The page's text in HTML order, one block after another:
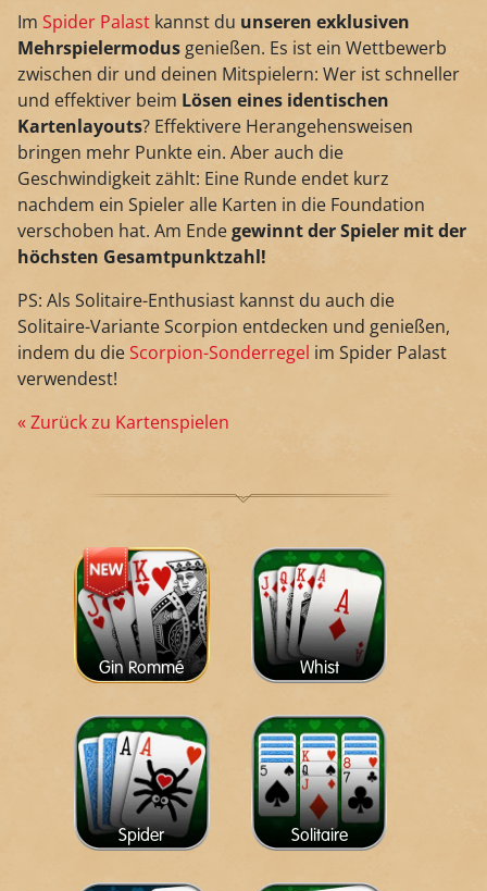
Im Spider Palast kannst du unseren exklusiven
Mehrspielermodus genießen. Es ist ein Wettbewerb
zwischen dir und deinen Mitspielern: Wer ist schneller
und effektiver beim Lösen eines identischen
Kartenlayouts? Effektivere Herangehensweisen
bringen mehr Punkte ein. Aber auch die
Geschwindigkeit zählt: Eine Runde endet kurz
nachdem ein Spieler alle Karten in die Foundation
verschoben hat. Am Endegewinnt der Spieler mit der
höchsten Gesamtpunktzahl!
PS: Als Solitaire-Enthusiast kannst du auch die
Solitaire-Variante Scorpion entdecken und genießen,
indem du dieScorpion-Sonderregel im Spider Palast
verwendest!
« Zurück zu Kartenspielen
Gin Rommé Whist
Spider Solitaire